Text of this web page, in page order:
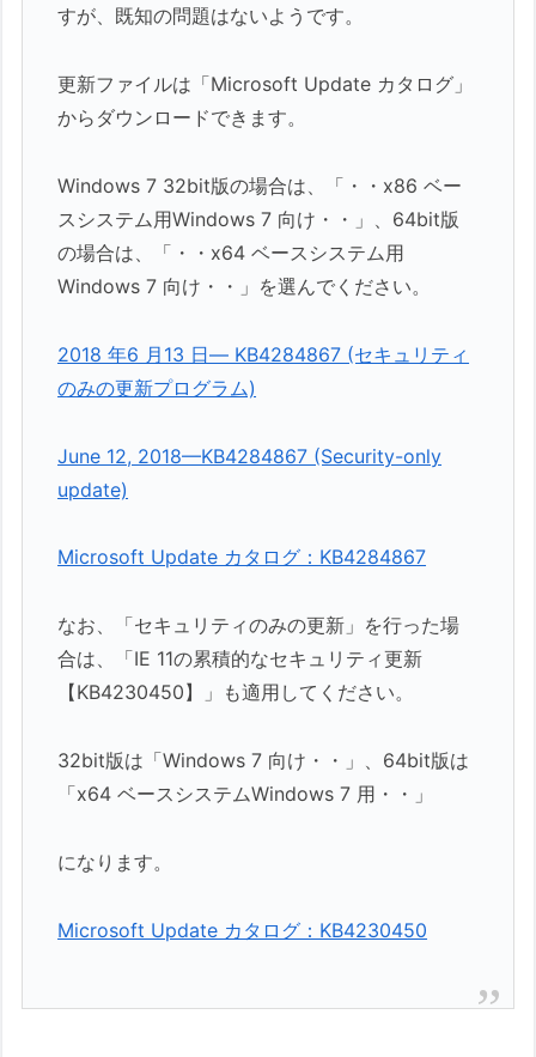
すが、既知の問題はないようです。
更新ファイルは「Microsoft Update カタログ」
からダウンロードできます。
Windows 7 32bit版の場合は、「・・x86 ベー
スシステム用Windows 7 向け・・」、64bit版
の場合は、「・・x64 ベースシステム用
Windows 7 向け・・」を選んでください。
2018 年6 月13 日— KB4284867 (セキュリティ
のみの更新プログラム)
June 12, 2018—KB4284867 (Security-only
update)
Microsoft Update カタログ：KB4284867
なお、「セキュリティのみの更新」を行った場
合は、「IE 11の累積的なセキュリティ更新
【KB4230450】」も適用してください。
32bit版は「Windows 7 向け・・」、64bit版は
「x64 ベースシステムWindows 7 用・・」
になります。
Microsoft Update カタログ：KB4230450